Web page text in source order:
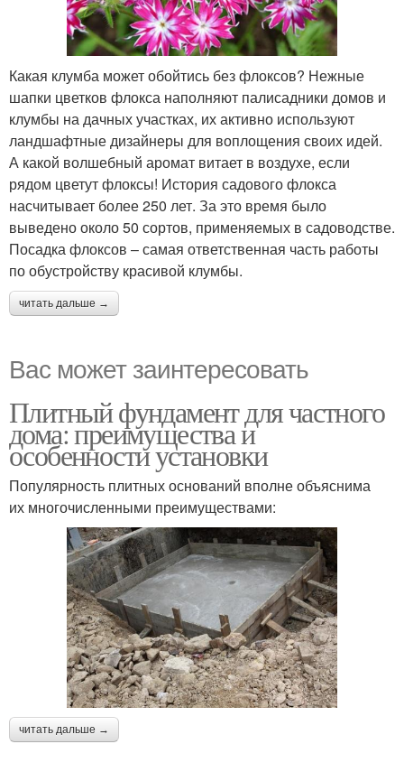
Какая клумба может обойтись без флоксов? Нежные
шапки цветков флокса наполняют палисадники домов и
клумбы на дачных участках, их активно используют
ландшафтные дизайнеры для воплощения своих идей.
А какой волшебный аромат витает в воздухе, если
рядом цветут флоксы! История садового флокса
насчитывает более 250 лет. За это время было
выведено около 50 сортов, применяемых в садоводстве.
Посадка флоксов – самая ответственная часть работы
по обустройству красивой клумбы.
читать дальше →
Вас может заинтересовать
Плитный фундамент для частного
дома: преимущества и
особенности установки
Популярность плитных оснований вполне объяснима
их многочисленными преимуществами:
читать дальше →